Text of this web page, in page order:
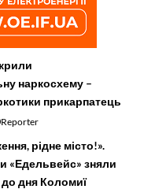
наркосхему –
прикарпатець
Reporter
рідне місто!».
«Едельвейс» зняли
дня Коломиї